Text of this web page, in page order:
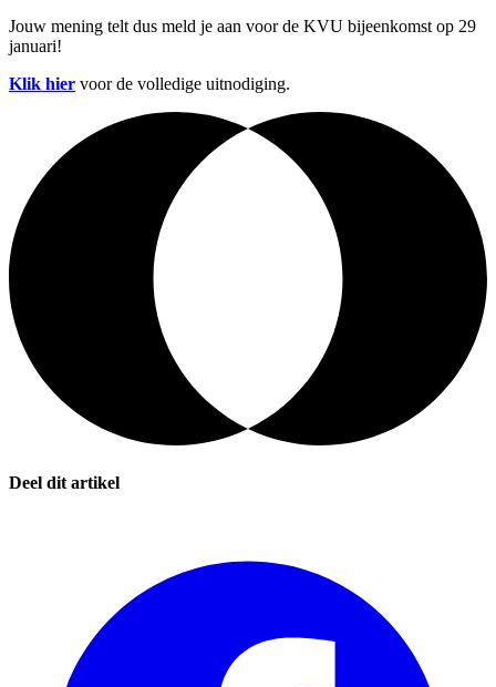
Jouw mening telt dus meld je aan voor de KVU bijeenkomst op 29
januari!
Klik hier voor de volledige uitnodiging.
Deel dit artikel